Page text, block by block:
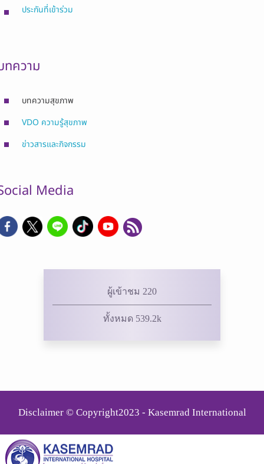
ประกันที่เข้าร่วม
ทความ
บทความสุขภาพ
VDO ความรู้สุขภาพ
ข่าวสารและกิจกรรม
Media
ผู้เข้าชม 220
ทั้งหมด 539.2k
Disclaimer © Copyright2023 - Kasemrad International
Rattanatibeth